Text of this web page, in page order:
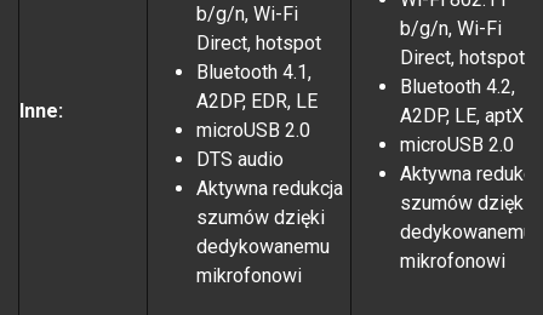
Inne:
b/g/n, Wi-Fi
Direct, hotspot
Bluetooth 4.1,
A2DP, EDR, LE
microUSB 2.0
DTS audio
Aktywna redukcja
szumów dzięki
dedykowanemu
mikrofonowi
b/g/n, Wi-Fi
Direct, hotspot
Bluetooth 4.2,
A2DP, LE, aptX
microUSB 2.0
Aktywna
szumów dzięki
dedykowanemu
mikrofonowi